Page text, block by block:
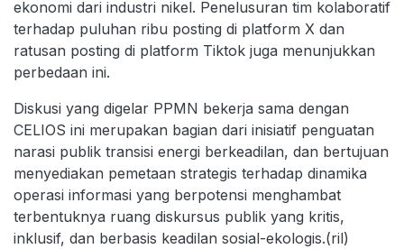
ekonomi dari industri nikel. Penelusuran tim kolaboratif
terhadap puluhan ribu posting di platform X dan
ratusan posting di platform Tiktok juga menunjukkan
perbedaan ini.
Diskusi yang digelar PPMN bekerja sama dengan
CELIOS ini merupakan bagian dari inisiatif penguatan
narasi publik transisi energi berkeadilan, dan bertujuan
menyediakan pemetaan strategis terhadap dinamika
operasi informasi yang berpotensi menghambat
terbentuknya ruang diskursus publik yang kritis,
inklusif, dan berbasis keadilan sosial-ekologis.(ril)